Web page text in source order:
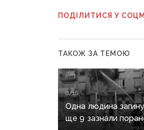
ПОДІЛИТИСЯ У
ТАКОЖ ЗА ТЕМОЮ
07:16
Одна людина
ще 9 зазнали